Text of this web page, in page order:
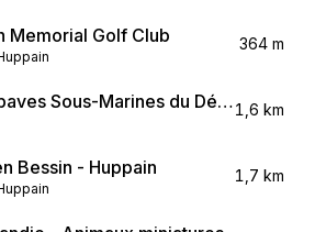
Memorial Golf Club 364 m
Musée des Epaves Sous-Marines du Débarquement1,6 km
Bessin - Huppain 1,7 km